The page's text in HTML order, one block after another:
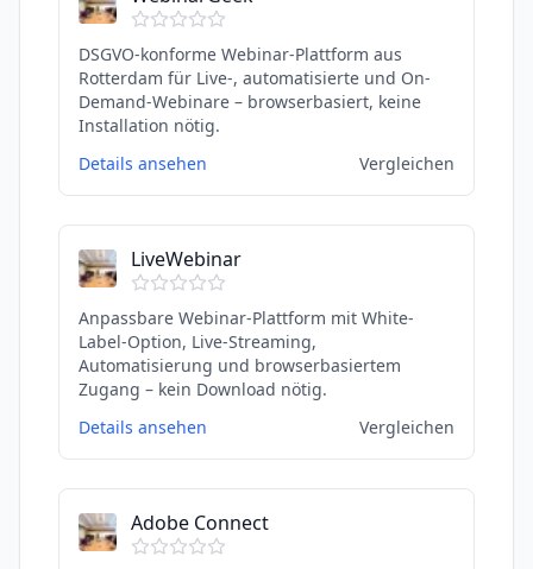
DSGVO-konforme Webinar-Plattform aus
Rotterdam für Live-, automatisierte und On-
Demand-Webinare – browserbasiert, keine
Installation nötig.
Details ansehen
Vergleichen
LiveWebinar
Anpassbare Webinar-Plattform mit White-
Label-Option, Live-Streaming,
Automatisierung und browserbasiertem
Zugang – kein Download nötig.
Details ansehen
Vergleichen
Adobe Connect